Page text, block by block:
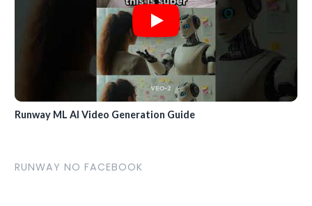
Runway ML AI Video Generation Guide
RUNWAY NO FACEBOOK